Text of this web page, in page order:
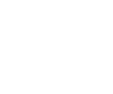
บุญ อ้างอิง:สังคีติสูตร…